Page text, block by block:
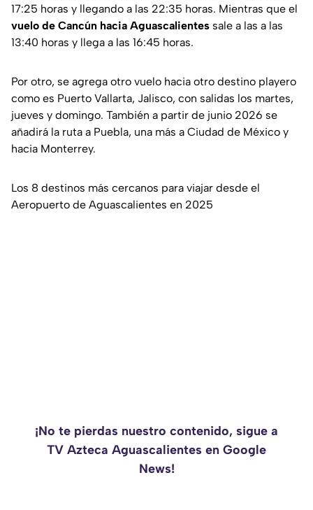
17:25 horas y llegando a las 22:35 horas. Mientras que el
vuelo de Cancún hacia Aguascalientes sale a las a las
13:40 horas y llega a las 16:45 horas.
Por otro, se agrega otro vuelo hacia otro destino playero
como es Puerto Vallarta, Jalisco, con salidas los martes,
jueves y domingo. También a partir de junio 2026 se
añadirá la ruta a Puebla, una más a Ciudad de México y
hacia Monterrey.
Los 8 destinos más cercanos para viajar desde el
Aeropuerto de Aguascalientes en 2025
¡No te pierdas nuestro contenido, sigue a
TV Azteca Aguascalientes en Google
News!